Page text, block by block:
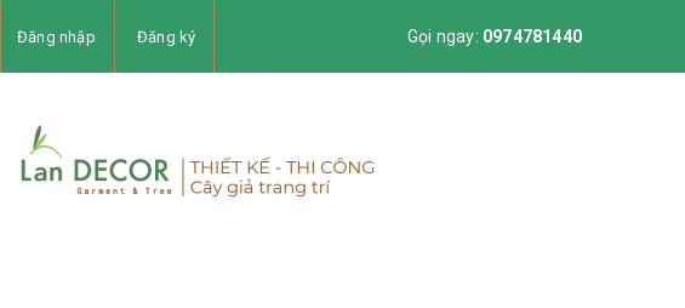
Đăng nhập Đăng ký Gọi ngay: 0974781440